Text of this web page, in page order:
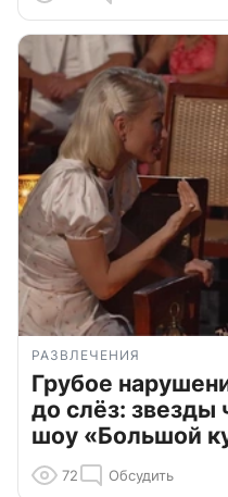
РАЗВЛЕЧЕНИЯ
Грубое
до слёз: звезды
шоу «Большой
72 Обсудить